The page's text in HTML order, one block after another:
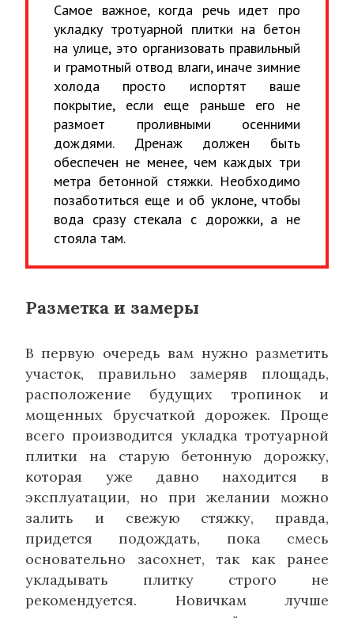
Самое важное, когда речь идет про
укладку тротуарной плитки на бетон
на улице, это организовать правильный
и грамотный отвод влаги, иначе зимние
холода просто испортят ваше
покрытие, если еще раньше его не
размоет проливными осенними
дождями. Дренаж должен быть
обеспечен не менее, чем каждых три
метра бетонной стяжки. Необходимо
позаботиться еще и об уклоне, чтобы
вода сразу стекала с дорожки, а не
стояла там.
Разметка и замеры
В первую очередь вам нужно разметить
участок, правильно замеряв площадь,
расположение будущих тропинок и
мощенных брусчаткой дорожек. Проще
всего производится укладка тротуарной
плитки на старую бетонную дорожку,
которая уже давно находится в
эксплуатации, но при желании можно
залить и свежую стяжку, правда,
придется подождать, пока смесь
основательно засохнет, так как ранее
укладывать плитку строго не
рекомендуется. Новичкам лучше